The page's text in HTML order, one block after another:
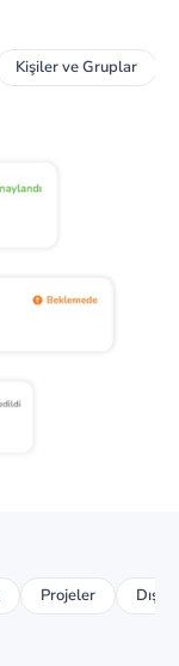
Kişiler ve Gruplar
Projeler Dışa